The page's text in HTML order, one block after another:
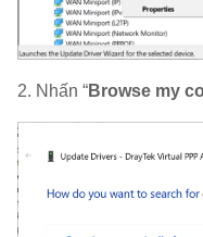
2. Nhấn “Browse my